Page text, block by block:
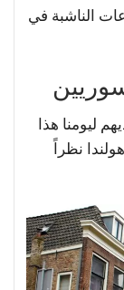
الناشبة في
ليومنا هذا
نظراً